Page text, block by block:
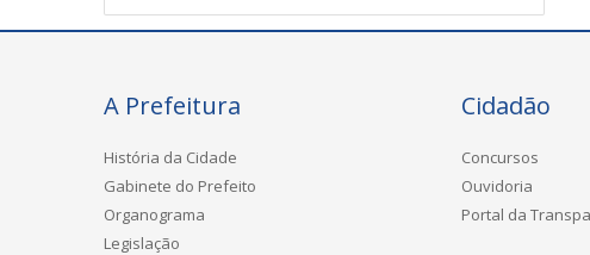
A Prefeitura
História da Cidade
Gabinete do Prefeito
Organograma
Legislação
Cidadão
Concursos
Ouvidoria
Portal da